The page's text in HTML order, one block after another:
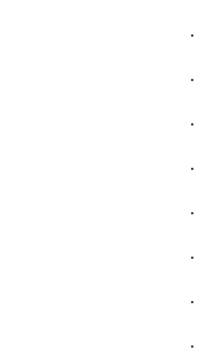
.
.
.
.
.
.
.
.